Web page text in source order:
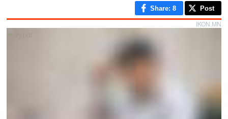
Share: 8 Post
IKON.MN